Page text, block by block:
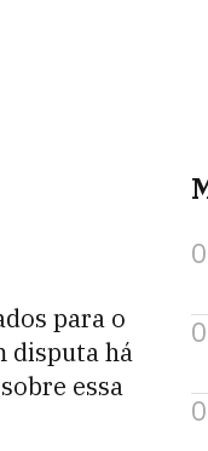
para o
disputa há
essa